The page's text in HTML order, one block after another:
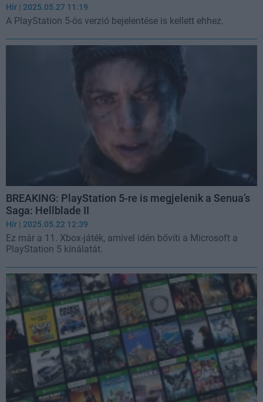
Hír | 2025.05.27 11:19
A PlayStation 5-ös verzió bejelentése is kellett ehhez.
BREAKING: PlayStation 5-re is megjelenik a Senua’s
Saga: Hellblade II
Hír | 2025.05.22 12:39
Ez már a 11. Xbox-játék, amivel idén bővíti a Microsoft a
PlayStation 5 kínálatát.